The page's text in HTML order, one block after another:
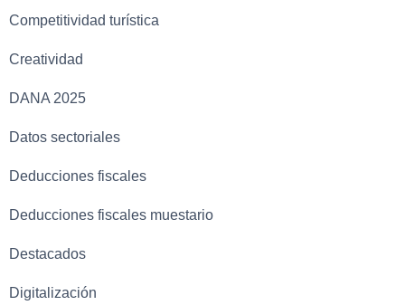
Competitividad turística
Creatividad
DANA 2025
Datos sectoriales
Deducciones fiscales
Deducciones fiscales muestario
Destacados
Digitalización